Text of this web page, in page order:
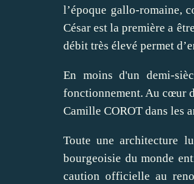
l’époque gallo-romaine,
César est la première a
débit très élevé permet
En moins d'un demi-
fonctionnement. Au cœur
Camille COROT dans les
Toute une architecture
bourgeoisie du monde
caution officielle au